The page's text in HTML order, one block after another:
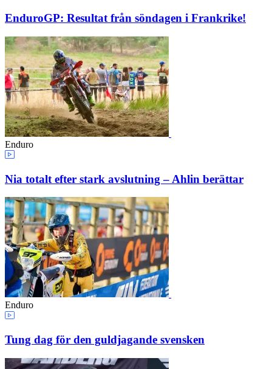
EnduroGP: Resultat från söndagen i Frankrike!
Enduro
Nia totalt efter stark avslutning – Ahlin berättar
Enduro
Tung dag för den guldjagande svensken